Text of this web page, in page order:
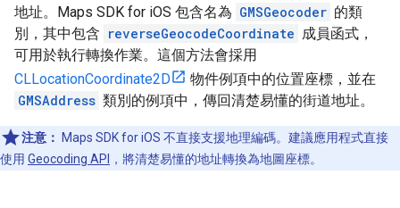
地址。Maps SDK for iOS 包含名為 GMSGeocoder 的類
別，其中包含 reverseGeocodeCoordinate 成員函式，
可用於執行轉換作業。這個方法會採用
CLLocationCoordinate2D
物件例項中的位置座標，並在
GMSAddress 類別的例項中，傳回清楚易懂的街道地址。
注意：
Maps SDK for iOS 不直接支援地理編碼。建議應用程式直接
使用 Geocoding API ，將清楚易懂的地址轉換為地圖座標。